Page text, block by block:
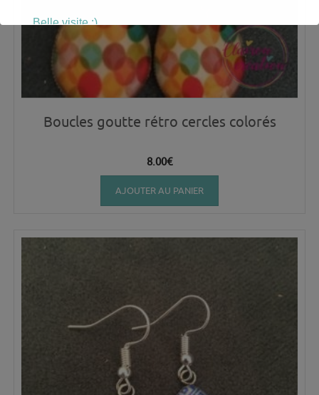
Boucles goutte rétro cercles colorés
8.00€
AJOUTER AU PANIER
Belle visite :)